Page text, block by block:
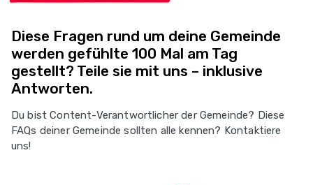
Diese Fragen rund um deine Gemeinde
werden gefühlte 100 Mal am Tag
gestellt? Teile sie mit uns – inklusive
Antworten.
Du bist Content-Verantwortlicher der Gemeinde? Diese
FAQs deiner Gemeinde sollten alle kennen? Kontaktiere
uns!